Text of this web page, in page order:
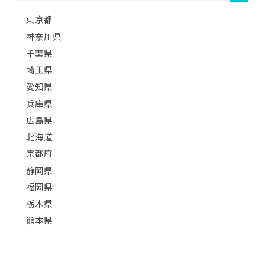
東京都
神奈川県
千葉県
埼玉県
愛知県
兵庫県
広島県
北海道
京都府
静岡県
福岡県
栃木県
熊本県